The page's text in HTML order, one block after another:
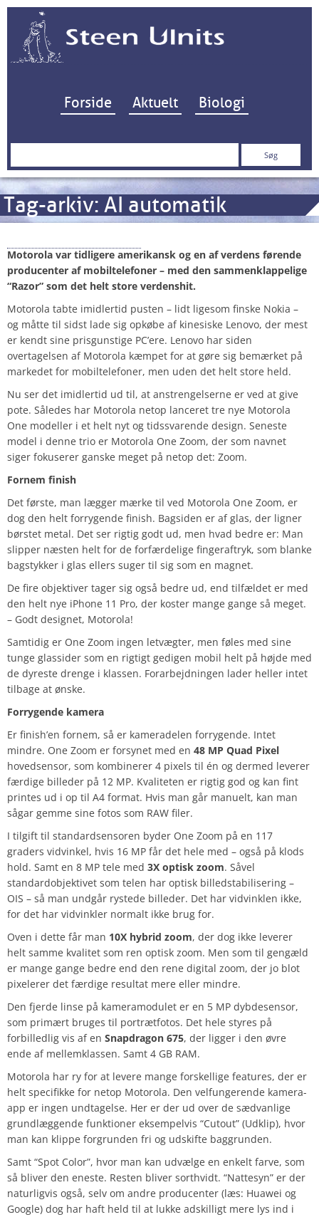
Hop til indhold
Forside Aktuelt Biologi
Søg
Tag-arkiv: AI automatik
Motorola var tidligere amerikansk og en af verdens førende
producenter af mobiltelefoner – med den sammenklappelige
“Razor” som det helt store verdenshit.
Motorola tabte imidlertid pusten – lidt ligesom finske Nokia –
og måtte til sidst lade sig opkøbe af kinesiske Lenovo, der mest
er kendt sine prisgunstige PC’ere. Lenovo har siden
overtagelsen af Motorola kæmpet for at gøre sig bemærket på
markedet for mobiltelefoner, men uden det helt store held.
Nu ser det imidlertid ud til, at anstrengelserne er ved at give
pote. Således har Motorola netop lanceret tre nye Motorola
One modeller i et helt nyt og tidssvarende design. Seneste
model i denne trio er Motorola One Zoom, der som navnet
siger fokuserer ganske meget på netop det: Zoom.
Fornem finish
Det første, man lægger mærke til ved Motorola One Zoom, er
dog den helt forrygende finish. Bagsiden er af glas, der ligner
børstet metal. Det ser rigtig godt ud, men hvad bedre er: Man
slipper næsten helt for de forfærdelige fingeraftryk, som blanke
bagstykker i glas ellers suger til sig som en magnet.
De fire objektiver tager sig også bedre ud, end tilfældet er med
den helt nye iPhone 11 Pro, der koster mange gange så meget.
– Godt designet, Motorola!
Samtidig er One Zoom ingen letvægter, men føles med sine
tunge glassider som en rigtigt gedigen mobil helt på højde med
de dyreste drenge i klassen. Forarbejdningen lader heller intet
tilbage at ønske.
Forrygende kamera
Er finish’en fornem, så er kameradelen forrygende. Intet
mindre. One Zoom er forsynet med en 48 MP Quad Pixel
hovedsensor, som kombinerer 4 pixels til én og dermed leverer
færdige billeder på 12 MP. Kvaliteten er rigtig god og kan fint
printes ud i op til A4 format. Hvis man går manuelt, kan man
sågar gemme sine fotos som RAW filer.
I tilgift til standardsensoren byder One Zoom på en 117
graders vidvinkel, hvis 16 MP får det hele med – også på klods
hold. Samt en 8 MP tele med 3X optisk zoom. Såvel
standardobjektivet som telen har optisk billedstabilisering –
OIS – så man undgår rystede billeder. Det har vidvinklen ikke,
for det har vidvinkler normalt ikke brug for.
Oven i dette får man 10X hybrid zoom, der dog ikke leverer
helt samme kvalitet som ren optisk zoom. Men som til gengæld
er mange gange bedre end den rene digital zoom, der jo blot
pixelerer det færdige resultat mere eller mindre.
Den fjerde linse på kameramodulet er en 5 MP dybdesensor,
som primært bruges til portrætfotos. Det hele styres på
forbilledlig vis af en Snapdragon 675, der ligger i den øvre
ende af mellemklassen. Samt 4 GB RAM.
Motorola har ry for at levere mange forskellige features, der er
helt specifikke for netop Motorola. Den velfungerende kamera-
app er ingen undtagelse. Her er der ud over de sædvanlige
grundlæggende funktioner eksempelvis “Cutout” (Udklip), hvor
man kan klippe forgrunden fri og udskifte baggrunden.
Samt “Spot Color”, hvor man kan udvælge en enkelt farve, som
så bliver den eneste. Resten bliver sorthvidt. “Nattesyn” er der
naturligvis også, selv om andre producenter (læs: Huawei og
Google) dog har haft held til at lukke adskilligt mere lys ind i